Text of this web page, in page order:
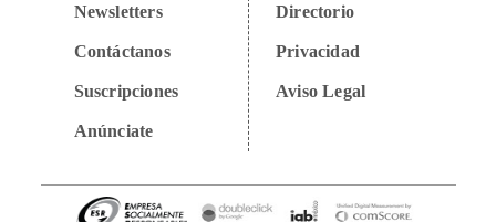
Newsletters
Contáctanos
Suscripciones
Anúnciate
Directorio
Privacidad
Aviso Legal